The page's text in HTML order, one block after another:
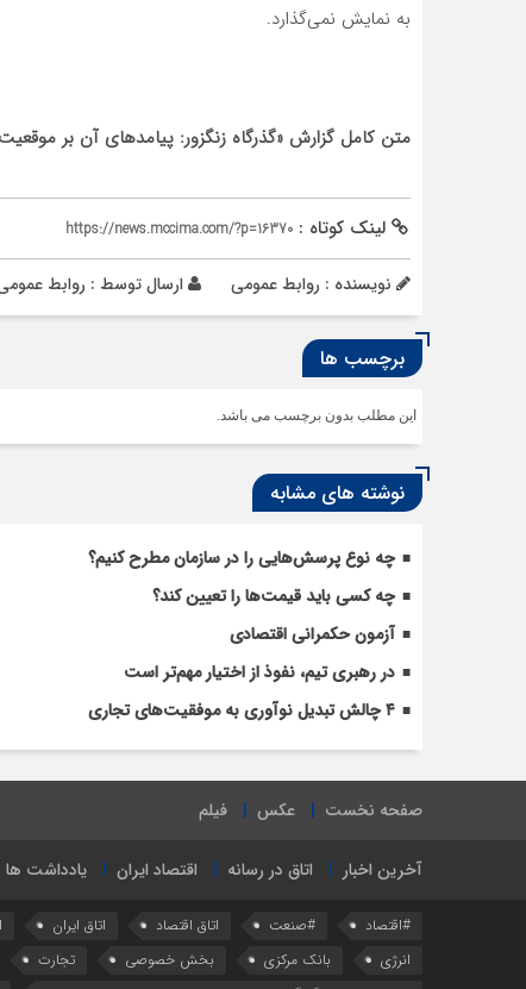
به نمایش نمی‌گذارد.
متن کامل گزارش «گذرگاه زنگزور: پیامدهای آن بر موقعیت
لینک کوتاه : https://news.mccima.com/?p=16370
نویسنده : روابط عمومی ارسال توسط : روابط
برچسب ها
این مطلب بدون برچسب می باشد.
نوشته های مشابه
چه نوع پرسش‌هایی را در سازمان مطرح کنیم؟
چه کسی باید قیمت‌ها را تعیین کند؟
آزمون حکمرانی اقتصادی
در رهبری تیم، نفوذ از اختیار مهم‌تر است
۴ چالش تبدیل نوآوری به موفقیت‌های تجاری
صفحه نخست عکس فیلم
آخرین اخبار اتاق در رسانه اقتصاد ایران یادداشت ها
#اقتصاد #صنعت اتاق اقتصاد اتاق ایران
انرژی
بانک مرکزی بخش خصوصی تجارت